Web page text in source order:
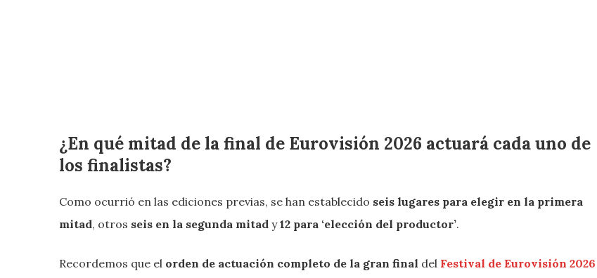
¿En qué mitad de la final de Eurovisión 2026 actuará cada uno de
los finalistas?
Como ocurrió en las ediciones previas, se han establecido seis lugares para elegir en la primera
mitad, otros seis en la segunda mitad y12 para ‘elección del productor’.
Recordemos que el orden de actuación completo de la gran final del Festival de Eurovisión 2026